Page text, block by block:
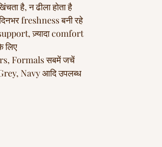
है, न ढीला होता है
freshness बनी रहे
ज़्यादा comfort
लिए
Formals सबमें जचें
Navy आदि उपलब्ध